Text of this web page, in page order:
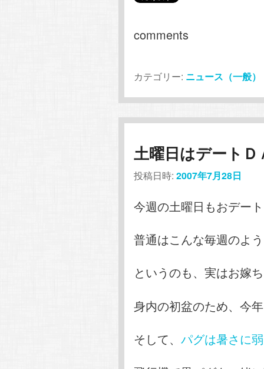
comments
カテゴリー: ニュース（一般）
土曜日はデート
投稿日時: 2007年7月28日
今週の土曜日もおデー
普通はこんな毎週のよ
というのも、実はお嫁
身内の初盆のため、今
そして、 パグは暑さに